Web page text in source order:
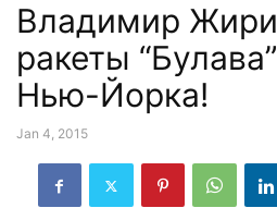
Владимир
ракеты
Нью-Йорка!
Jan 4, 2015